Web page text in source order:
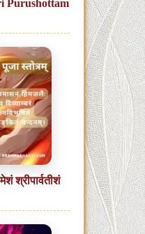
Purushottam
श्रीपार्वतीशं